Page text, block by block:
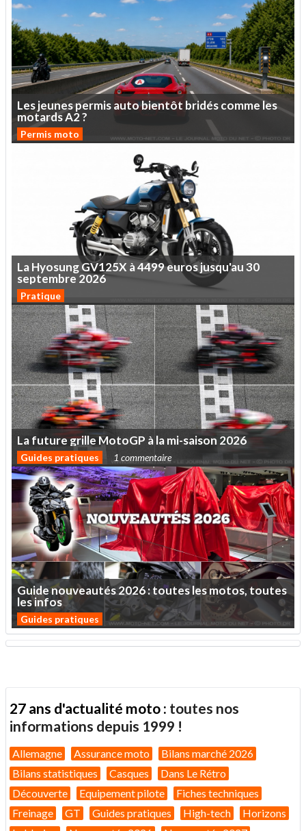
Lesjeunespermisautobientôt bridéscommeles
motardsA2?
Permis moto
LaHyosungGV125X à4499eurosjusqu'au30
septembre 2026
Pratique
Lafuturegrille MotoGP àlami-saison 2026
Guides pratiques 1 commentaire
Guidenouveautés2026:touteslesmotos,toutes
lesinfos
Guides pratiques
27 ans d'actualité moto : toutes nos
informations depuis 1999 !
Allemagne Assurance moto
Bilans marché 2026
Bilans statistiques
Casques
Dans Le Rétro
Découverte
Equipement pilote
Fiches techniques
Freinage
GT Guides pratiques High-tech
Horizons